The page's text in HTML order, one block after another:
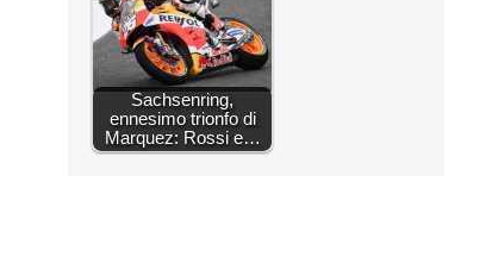
Sachsenring,
ennesimo trionfo di
Marquez: Rossi e…